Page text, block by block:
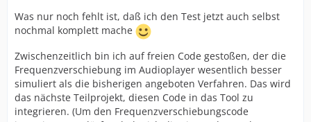
Was nur noch fehlt ist, daß ich den Test jetzt auch selbst
nochmal komplett mache
Zwischenzeitlich bin ich auf freien Code gestoßen, der die
Frequenzverschiebung im Audioplayer wesentlich besser
simuliert als die bisherigen angeboten Verfahren. Das wird
das nächste Teilprojekt, diesen Code in das Tool zu
integrieren. (Um den Frequenzverschiebungscode